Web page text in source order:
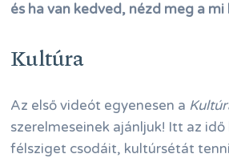
és ha van kedved, nézd meg a
Kultúra
Az első videót egyenesen a
szerelmeseinek ajánljuk! Itt az
félsziget csodáit, kultúrsétát